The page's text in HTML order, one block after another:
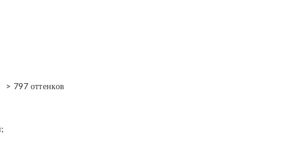
> 797 оттенков